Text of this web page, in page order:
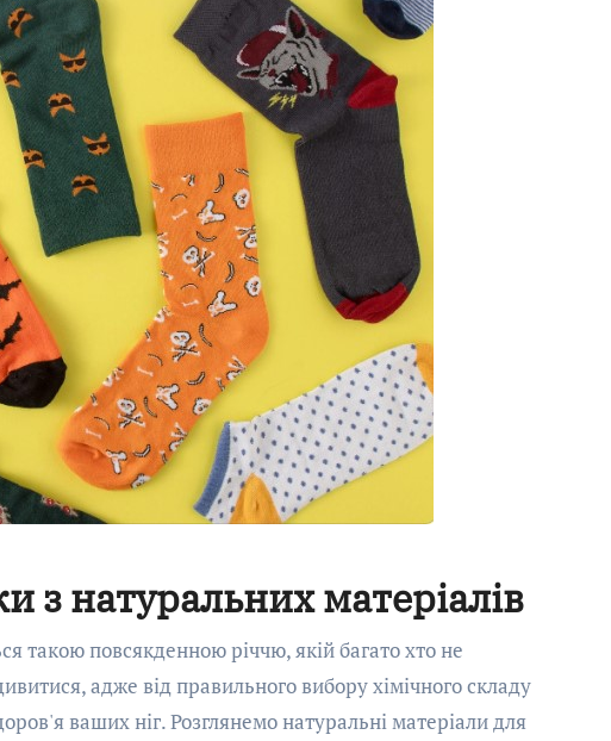
з натуральних матеріалів
такою повсякденною річчю, якій багато хто не
адже від правильного вибору хімічного складу
ваших ніг. Розглянемо натуральні матеріали для